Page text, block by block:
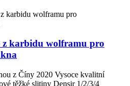
z karbidu wolframu pro